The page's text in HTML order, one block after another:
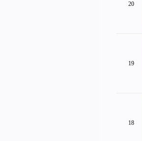
20
19
18